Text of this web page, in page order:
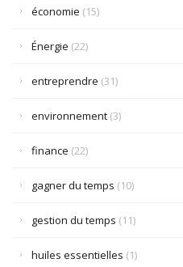
économie (15)
Énergie (22)
entreprendre (31)
environnement (3)
finance (22)
gagner du temps (10)
gestion du temps (11)
huiles essentielles (1)